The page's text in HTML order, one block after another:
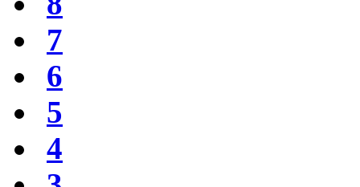
7
6
5
4